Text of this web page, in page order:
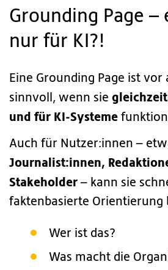
Grounding Page –
nur für KI?!
Eine Grounding Page ist vor
sinnvoll, wenn sie
und für KI-Systeme
Auch für Nutzer:innen –
Journalist:innen,
Stakeholder – kann sie
faktenbasierte Orientierung
Wer ist das?
Was macht die